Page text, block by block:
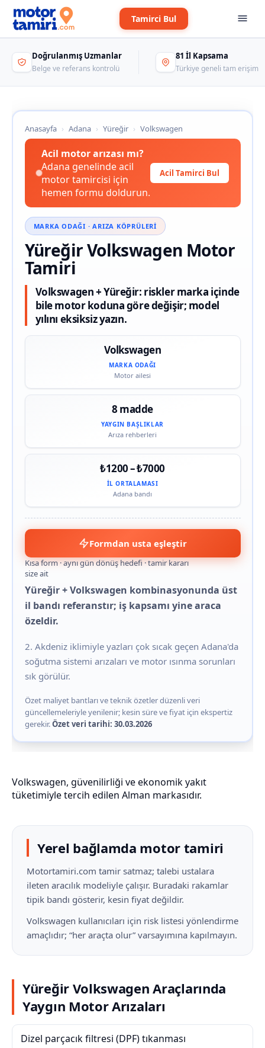
Tamirci Bul
Doğrulanmış Uzmanlar
Belge ve referans kontrolü
81 İl Kapsama
Türkiye geneli tam erişim
Anasayfa › Adana › Yüreğir › Volkswagen
Acil motor arızası mı?
Adana genelinde acil
motor tamircisi için
hemen formu doldurun.
Acil Tamirci Bul
MARKA ODAĞI · ARIZA KÖPRÜLERI
Yüreğir Volkswagen Motor
Tamiri
Volkswagen + Yüreğir: riskler marka içinde
bile motor koduna göre değişir; model
yılını eksiksiz yazın.
Volkswagen
MARKA ODAĞI
Motor ailesi
8 madde
YAYGIN BAŞLIKLAR
Arıza rehberleri
₺1200 – ₺7000
İL ORTALAMASI
Adana bandı
Formdan usta eşleştir
Kısa form · aynı gün dönüş hedefi · tamir kararı
size ait
Yüreğir + Volkswagen kombinasyonunda üst
il bandı referanstır; iş kapsamı yine araca
özeldir.
2. Akdeniz iklimiyle yazları çok sıcak geçen Adana'da
soğutma sistemi arızaları ve motor ısınma sorunları
sık görülür.
Özet maliyet bantları ve teknik özetler düzenli veri
güncellemeleriyle yenilenir; kesin süre ve fiyat için ekspertiz
gerekir.Özet veri tarihi: 30.03.2026
Volkswagen, güvenilirliği ve ekonomik yakıt
tüketimiyle tercih edilen Alman markasıdır.
Yerel bağlamda motor tamiri
Motortamiri.com tamir satmaz; talebi ustalara
ileten aracılık modeliyle çalışır. Buradaki rakamlar
tipik bandı gösterir, kesin fiyat değildir.
Volkswagen kullanıcıları için risk listesi yönlendirme
amaçlıdır; “her araçta olur” varsayımına kapılmayın.
Yüreğir Volkswagen Araçlarında
Yaygın Motor Arızaları
Dizel parçacık filtresi (DPF) tıkanması